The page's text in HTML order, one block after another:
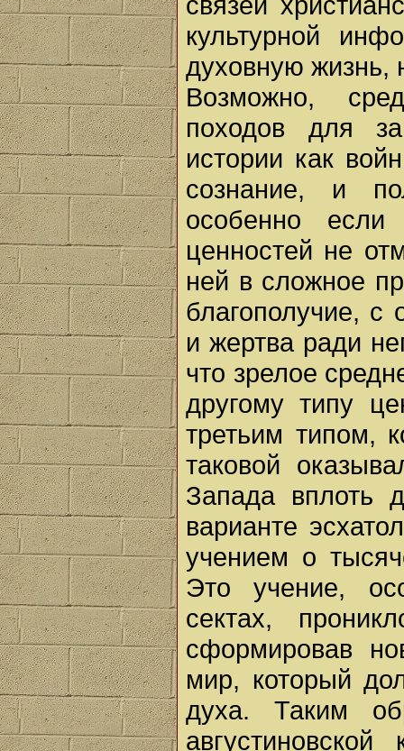
культурной
духовную жизнь,
Возможно,
походов для
истории как
сознание, и
особенно если
ценностей не
ней в сложное
благополучие, с
и жертва ради
что зрелое
другому типу
третьим типом,
таковой
Запада вплоть
варианте
учением о
Это учение,
сектах,
сформировав
мир, который
духа. Таким